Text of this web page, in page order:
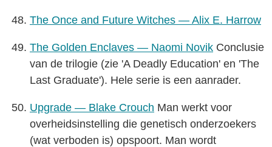
The Once and Future Witches — Alix E. Harrow
The Golden Enclaves — Naomi Novik Conclusie
van de trilogie (zie 'A Deadly Education' en 'The
Last Graduate'). Hele serie is een aanrader.
Upgrade — Blake Crouch Man werkt voor
overheidsinstelling die genetisch onderzoekers
(wat verboden is) opspoort. Man wordt